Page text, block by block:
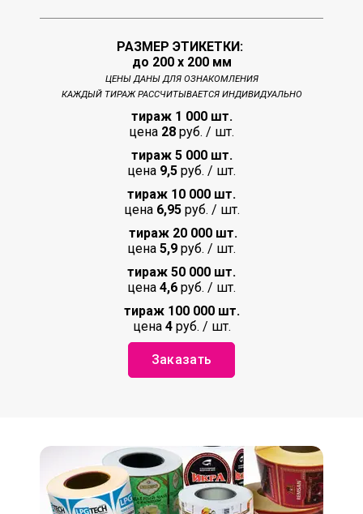
РАЗМЕР ЭТИКЕТКИ:
до 200 х 200 мм
ЦЕНЫ ДАНЫ ДЛЯ ОЗНАКОМЛЕНИЯ
КАЖДЫЙ ТИРАЖ РАССЧИТЫВАЕТСЯ ИНДИВИДУАЛЬНО
тираж 1 000 шт.
цена 28 руб. / шт.
тираж 5 000 шт.
цена 9,5 руб. / шт.
тираж 10 000 шт.
цена 6,95руб. / шт.
тираж 20 000 шт.
цена 5,9 руб. / шт.
тираж 50 000 шт.
цена 4,6 руб. / шт.
тираж 100 000 шт.
цена 4руб. / шт.
Заказать